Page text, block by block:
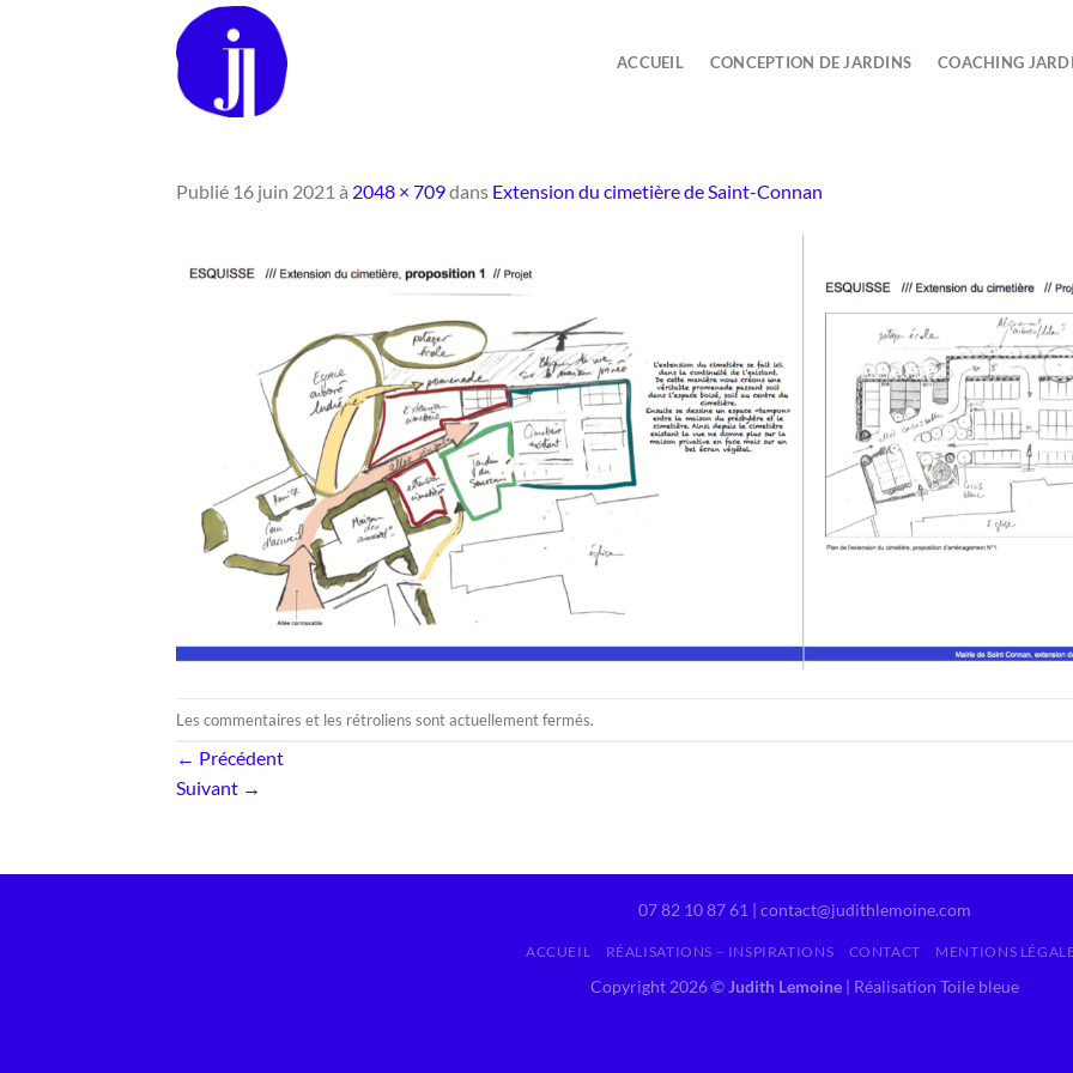
ACCUEIL CONCEPTION DE JARDINS COACHING
Publié 16 juin 2021 à 2048 × 709dans Extension du cimetière de Saint-Connan
Les commentaires et les rétroliens sont actuellement fermés.
← Précédent
Suivant →
07 82 10 87 61 | contact@judithlemoine.com
ACCUEIL RÉALISATIONS – INSPIRATIONS CONTACT MENTIONS
Copyright 2026 © Judith Lemoine | Réalisation Toile bleue